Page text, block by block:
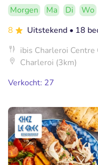
Morgen Ma Di Wo
8
Uitstekend • 18
ibis Charleroi Centre
Charleroi (3km)
Verkocht: 27